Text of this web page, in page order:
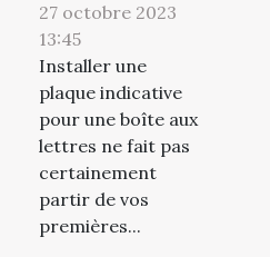
27 octobre 2023
13:45
Installer une
plaque indicative
pour une boîte aux
lettres ne fait pas
certainement
partir de vos
premières...